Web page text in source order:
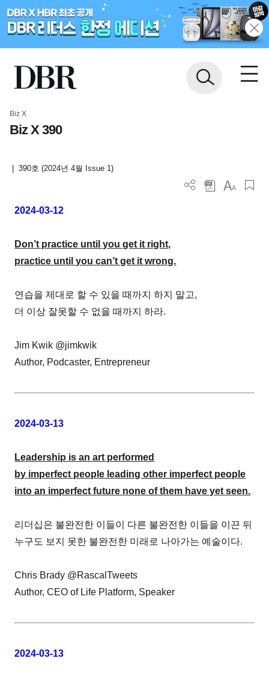
Biz X
Biz X 390
390호 (2024년 4월 Issue 1)
2024-03-12
Don’t practice until you get it right,
practice until you can’t get it wrong.
연습을 제대로 할 수 있을 때까지 하지 말고,
더 이상 잘못할 수 없을 때까지 하라.
Jim Kwik @jimkwik
Author, Podcaster, Entrepreneur
2024-03-13
Leadership is an art performed
by imperfect people leading other imperfect people
into an imperfect future none of them have yet seen.
리더십은 불완전한 이들이 다른 불완전한 이들을 이끈 뒤
누구도 보지 못한 불완전한 미래로 나아가는 예술이다.
Chris Brady @RascalTweets
Author, CEO of Life Platform, Speaker
2024-03-13